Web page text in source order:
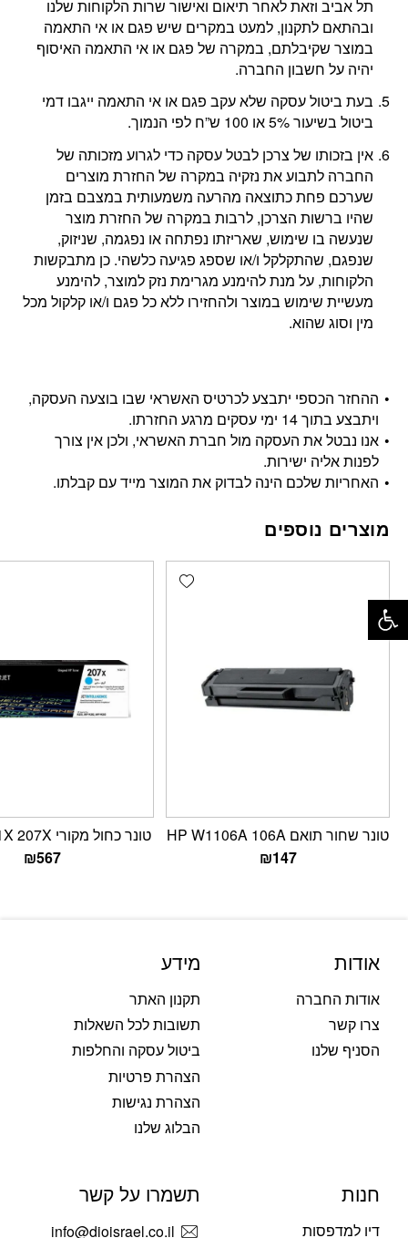
תל אביב וזאת לאחר תיאום ואישור שרות הלקוחות שלנו
ובהתאם לתקנון, למעט במקרים שיש פגם או אי התאמה
במוצר שקיבלתם, במקרה של פגם או אי התאמה האיסוף
יהיה על חשבון החברה.
בעת ביטול עסקה שלא עקב פגם או אי התאמה ייגבו דמי
ביטול בשיעור 5% או 100 ש”ח לפי הנמוך.
אין בזכותו של צרכן לבטל עסקה כדי לגרוע מזכותה של
החברה לתבוע את נזקיה במקרה של החזרת מוצרים
שערכם פחת כתוצאה מהרעה משמעותית במצבם בזמן
שהיו ברשות הצרכן, לרבות במקרה של החזרת מוצר
שנעשה בו שימוש, שאריזתו נפתחה או נפגמה, שניזוק,
שנפגם, שהתקלקל ו/או שספג פגיעה כלשהי. כן מתבקשות
הלקוחות, על מנת להימנע מגרימת נזק למוצר, להימנע
מעשיית שימוש במוצר ולהחזירו ללא כל פגם ו/או קלקול מכל
מין וסוג שהוא.
ההחזר הכספי יתבצע לכרטיס האשראי שבו בוצעה העסקה,
ויתבצע בתוך 14 ימי עסקים מרגע החזרתו.
אנו נבטל את העסקה מול חברת האשראי, ולכן אין צורך
לפנות אליה ישירות.
האחריות שלכם הינה לבדוק את המוצר מייד עם קבלתו.
מוצרים נוספים
Add wishlist
טונר שחור תואם HP W1106A 106A
₪147
טונר כחול מקורי HP W2211X 207X
₪567
אודות
אודות החברה
צרו קשר
הסניף שלנו
מידע
תקנון האתר
תשובות לכל השאלות
ביטול עסקה והחלפות
הצהרת פרטיות
הצהרת נגישות
הבלוג שלנו
חנות
דיו למדפסות
תשמרו על קשר
info@dioisrael.co.il
פתח סרגל נגישות